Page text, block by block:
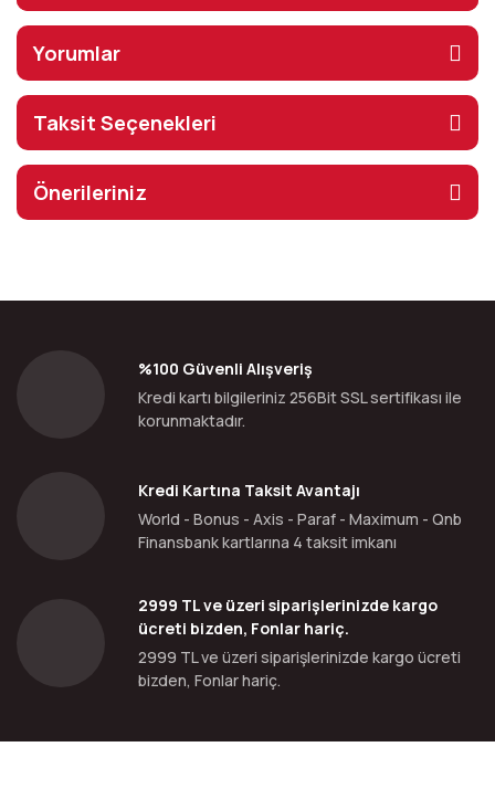
Yorumlar
Taksit Seçenekleri
Önerileriniz
%100 Güvenli Alışveriş
Kredi kartı bilgileriniz 256Bit SSL sertifikası ile
korunmaktadır.
Kredi Kartına Taksit Avantajı
World - Bonus - Axis - Paraf - Maximum - Qnb
Finansbank kartlarına 4 taksit imkanı
2999 TL ve üzeri siparişlerinizde kargo
ücreti bizden, Fonlar hariç.
2999 TL ve üzeri siparişlerinizde kargo ücreti
bizden, Fonlar hariç.